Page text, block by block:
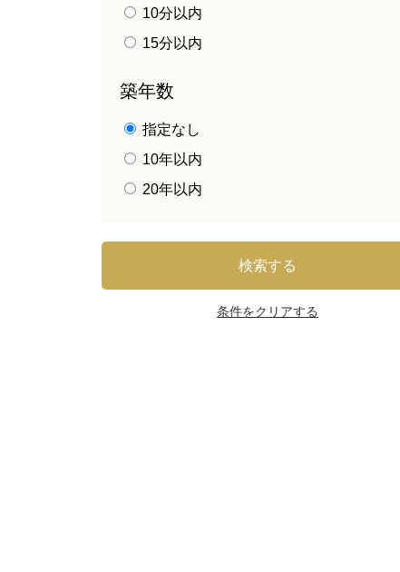
10分以内
15分以内
築年数
指定なし
10年以内
20年以内
検索する
条件をクリアする